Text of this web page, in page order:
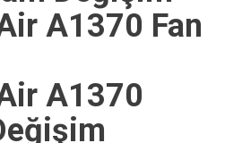
A1370 Fan
A1370